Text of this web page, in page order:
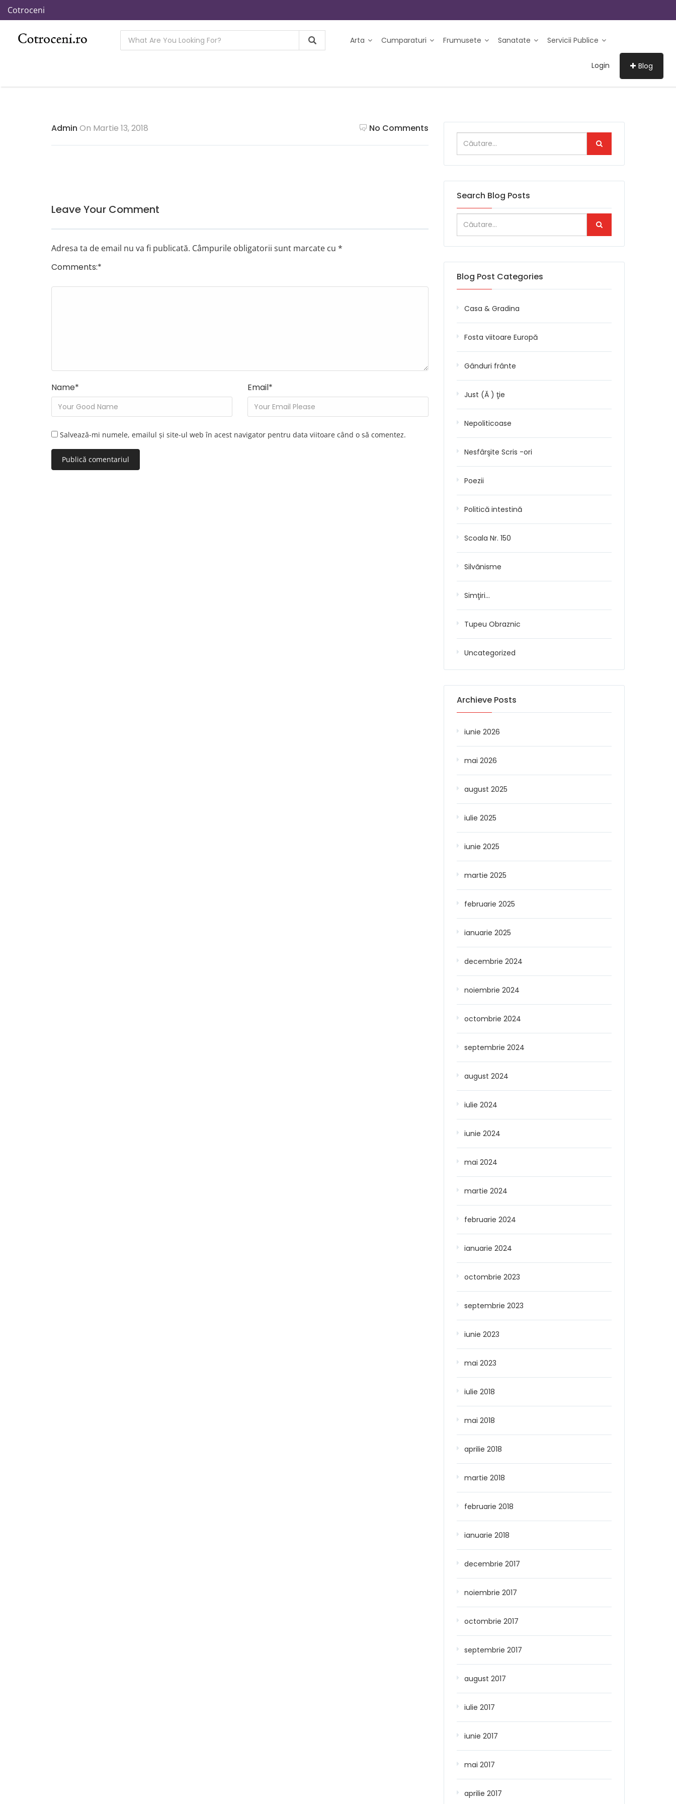
Cotroceni
Arta Cumparaturi Frumusete Sanatate Servicii Publice
Login Blog
Admin On Martie 13, 2018 No Comments
Leave Your Comment
Adresa ta de email nu va fi publicată. Câmpurile obligatorii sunt marcate cu *
Comments:*
Name* Email*
Salvează-mi numele, emailul și site-ul web în acest navigator pentru data viitoare când o să comentez.
Search Blog Posts
Blog Post Categories
Casa & Gradina
Fosta viitoare Europă
Gânduri frânte
Just (Ă ) ţie
Nepoliticoase
Nesfârşite Scris -ori
Poezii
Politică intestină
Scoala Nr. 150
Silvănisme
Simţiri…
Tupeu Obraznic
Uncategorized
Archieve Posts
iunie 2026
mai 2026
august 2025
iulie 2025
iunie 2025
martie 2025
februarie 2025
ianuarie 2025
decembrie 2024
noiembrie 2024
octombrie 2024
septembrie 2024
august 2024
iulie 2024
iunie 2024
mai 2024
martie 2024
februarie 2024
ianuarie 2024
octombrie 2023
septembrie 2023
iunie 2023
mai 2023
iulie 2018
mai 2018
aprilie 2018
martie 2018
februarie 2018
ianuarie 2018
decembrie 2017
noiembrie 2017
octombrie 2017
septembrie 2017
august 2017
iulie 2017
iunie 2017
mai 2017
aprilie 2017